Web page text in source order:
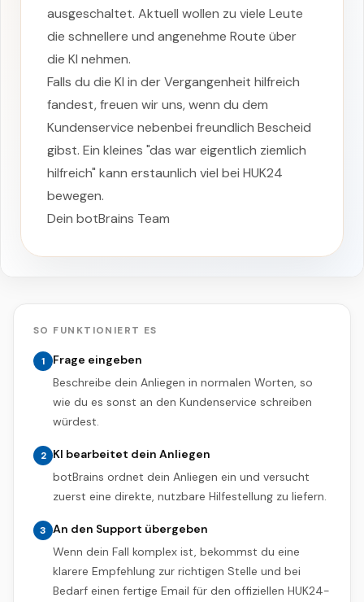
ausgeschaltet. Aktuell wollen zu viele Leute
die schnellere und angenehme Route über
die KI nehmen.
Falls du die KI in der Vergangenheit hilfreich
fandest, freuen wir uns, wenn du dem
Kundenservice nebenbei freundlich Bescheid
gibst. Ein kleines "das war eigentlich ziemlich
hilfreich" kann erstaunlich viel bei HUK24
bewegen.
Dein botBrains Team
SO FUNKTIONIERT ES
1
Frage eingeben
Beschreibe dein Anliegen in normalen Worten, so
wie du es sonst an den Kundenservice schreiben
würdest.
2 KI bearbeitet dein Anliegen
botBrains ordnet dein Anliegen ein und versucht
zuerst eine direkte, nutzbare Hilfestellung zu liefern.
3 An den Support übergeben
Wenn dein Fall komplex ist, bekommst du eine
klarere Empfehlung zur richtigen Stelle und bei
Bedarf einen fertige Email für den offiziellen HUK24-